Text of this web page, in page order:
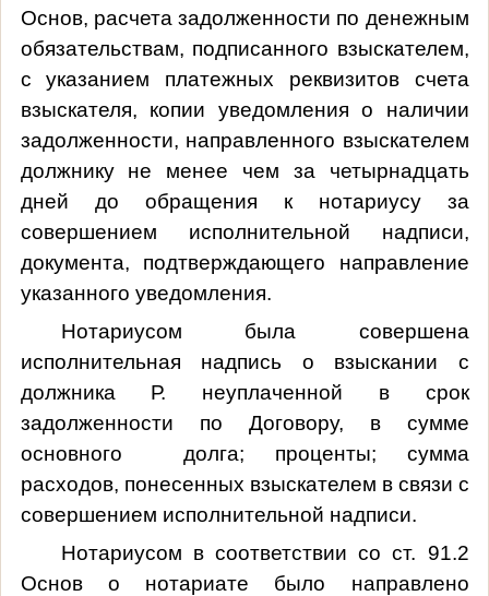
Основ, расчета задолженности по денежным
обязательствам, подписанного взыскателем,
с указанием платежных реквизитов счета
взыскателя, копии уведомления о наличии
задолженности, направленного взыскателем
должнику не менее чем за четырнадцать
дней до обращения к нотариусу за
совершением исполнительной надписи,
документа, подтверждающего направление
указанного уведомления.
Нотариусом была совершена
исполнительная надпись о взыскании с
должника Р. неуплаченной в срок
задолженности по Договору, в сумме
основного долга; проценты; сумма
расходов, понесенных взыскателем в связи с
совершением исполнительной надписи.
Нотариусом в соответствии со ст. 91.2
Основ о нотариате было направлено